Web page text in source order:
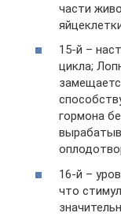
части
15-й –
цикла;
гормона
16-й –
что